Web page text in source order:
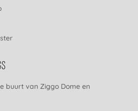
buurt van Ziggo Dome en